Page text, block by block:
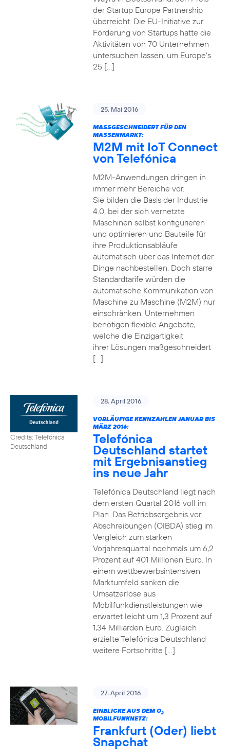
der Startup Europe Partnership
überreicht. Die EU-Initiative zur
Förderung von Startups hatte die
Aktivitäten von 70 Unternehmen
untersuchen lassen, um Europe’s
25 […]
25. Mai 2016
MASSGESCHNEIDERT FÜR DEN M
ASSENMARKT:
M2M mit IoT Connect
von Telefónica
M2M-Anwendungen dringen in
immer mehr Bereiche vor.
Sie bilden die Basis der Industrie
4.0, bei der sich vernetzte
Maschinen selbst konfigurieren
und optimieren und Bauteile für
ihre Produktionsabläufe
automatisch über das Internet der
Dinge nachbestellen. Doch starre
Standardtarife würden die
automatische Kommunikation von
Maschine zu Maschine (M2M) nur
einschränken. Unternehmen
benötigen flexible Angebote,
welche die Einzigartigkeit
ihrer Lösungen maßgeschneidert
[…]
Credits: Telefónica
Deutschland
28. April 2016
VORLÄUFIGE KENNZAHLEN JANUAR BIS
MÄRZ 2016:
Telefónica
Deutschland startet
mit Ergebnisanstieg
ins neue Jahr
Telefónica Deutschland liegt nach
dem ersten Quartal 2016 voll im
Plan. Das Betriebsergebnis vor
Abschreibungen (OIBDA) stieg im
Vergleich zum starken
Vorjahresquartal nochmals um 6,2
Prozent auf 401 Millionen Euro. In
einem wettbewerbsintensiven
Marktumfeld sanken die
Umsatzerlöse aus
Mobilfunkdienstleistungen wie
erwartet leicht um 1,3 Prozent auf
1,34 Milliarden Euro. Zugleich
erzielte Telefónica Deutschland
weitere Fortschritte […]
27. April 2016
EINBLICKE AUS DEM O2
MOBILFUNKNETZ:
Frankfurt (Oder) liebt
Snapchat